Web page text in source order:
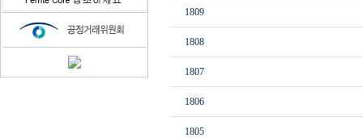
1809
1808
1807
1806
1805